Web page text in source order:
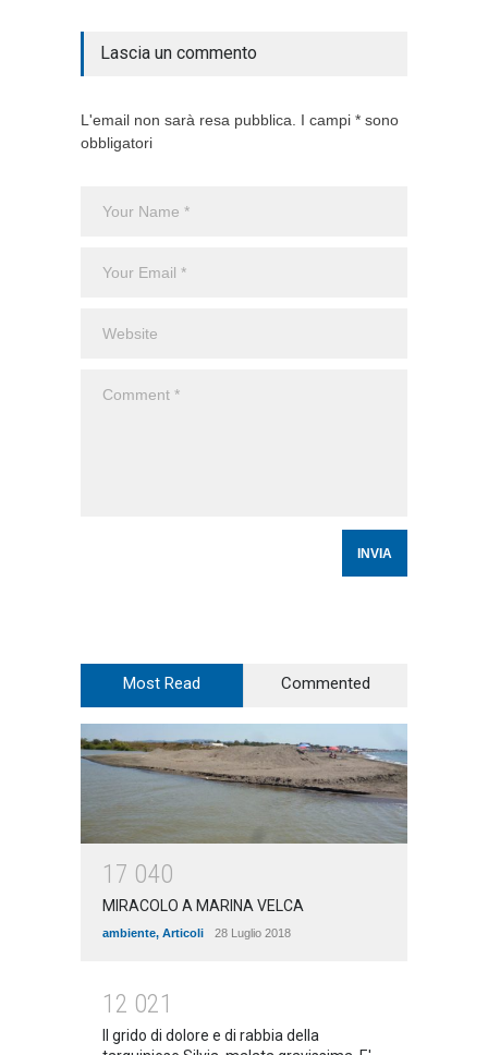
Lascia un commento
L'email non sarà resa pubblica. I campi * sono
obbligatori
Most Read Commented
1 7 040
MIRACOLO A MARINA VELCA
ambiente, Articoli 28 Luglio 2018
1 2 021
Il grido di dolore e di rabbia della